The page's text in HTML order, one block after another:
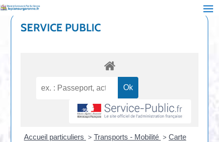
SERVICE PUBLIC
Accueil particuliers > Transports - Mobilité > Carte